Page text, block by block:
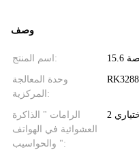
وصف
اسم المنتج:
وحدة المعالجة
المركزية:
الرامات " الذاكرة
العشوائية في الهواتف
والحواسيب ":